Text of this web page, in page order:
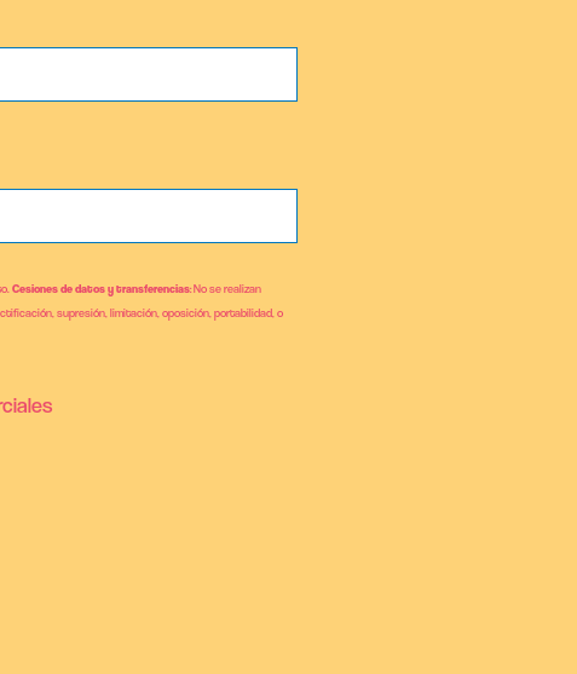
Cesiones de datos y transferencias: No se realizan
supresión, limitación, oposición, portabilidad, o